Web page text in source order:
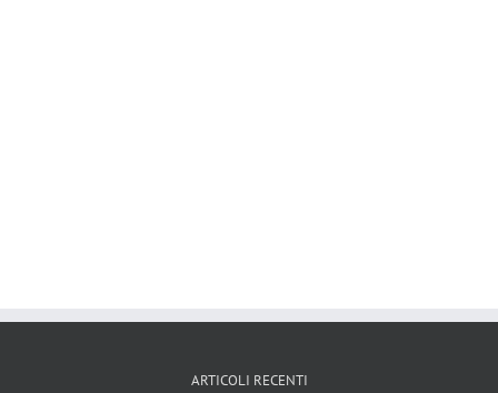
ARTICOLI RECENTI